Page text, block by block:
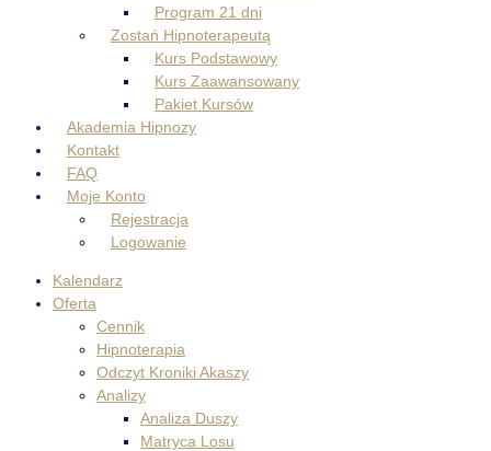
Program 21 dni
Zostań Hipnoterapeutą
Kurs Podstawowy
Kurs Zaawansowany
Pakiet Kursów
Akademia Hipnozy
Kontakt
FAQ
Moje Konto
Rejestracja
Logowanie
Kalendarz
Oferta
Cennik
Hipnoterapia
Odczyt Kroniki Akaszy
Analizy
Analiza Duszy
Matryca Losu